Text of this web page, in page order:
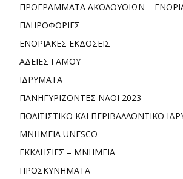
ΠΡΟΓΡΑΜΜΑΤΑ ΑΚΟΛΟΥΘΙΩΝ –
ΠΛΗΡΟΦΟΡΙΕΣ
ΕΝΟΡΙΑΚΕΣ ΕΚΔΟΣΕΙΣ
ΑΔΕΙΕΣ ΓΑΜΟΥ
ΙΔΡΥΜΑΤΑ
ΠΑΝΗΓΥΡΙΖΟΝΤΕΣ ΝΑΟΙ 2023
ΠΟΛΙΤΙΣΤΙΚΟ ΚΑΙ ΠΕΡΙΒΑΛΛΟΝΤΙΚΟ
ΜΝΗΜΕΙΑ UNESCO
ΕΚΚΛΗΣΙΕΣ – ΜΝΗΜΕΙΑ
ΠΡΟΣΚΥΝΗΜΑΤΑ